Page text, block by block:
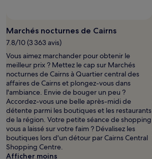
Marchés nocturnes de Cairns
7.8/10 (3 363 avis)
Vous aimez marchander pour obtenir le
meilleur prix ? Mettez le cap sur Marchés
nocturnes de Cairns à Quartier central des
affaires de Cairns et plongez-vous dans
l'ambiance. Envie de bouger un peu ?
Accordez-vous une belle après-midi de
détente parmi les boutiques et les restaurants
de la région. Votre petite séance de shopping
vous a laissé sur votre faim ? Dévalisez les
boutiques lors d'un détour par Cairns Central
Shopping Centre.
Afficher moins